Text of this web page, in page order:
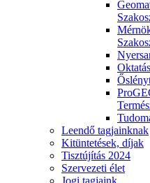
Leendő tagjainknak
Kitüntetések, díjak
Tisztújítás 2024
Szervezeti élet
Jogi tagjaink